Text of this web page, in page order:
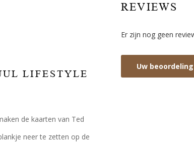
LIFESTYLE
de kaarten van Ted
neer te zetten op de
REVIEWS
Er zijn nog geen
Uw